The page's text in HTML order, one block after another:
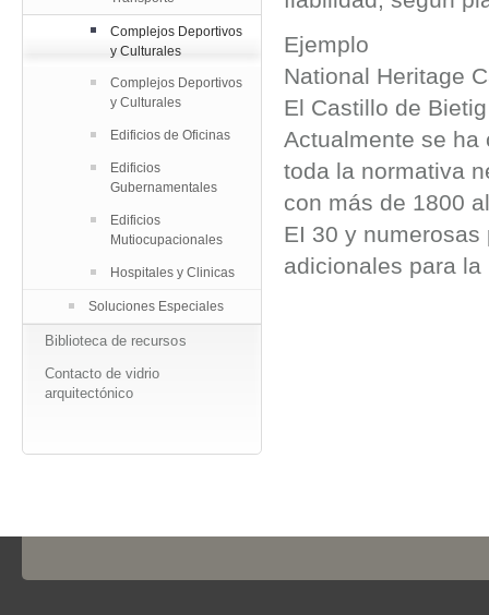
Complejos Deportivos
y Culturales
Complejos Deportivos
y Culturales
Edificios de Oficinas
Edificios
Gubernamentales
Edificios
Mutiocupacionales
Hospitales y Clinicas
Soluciones Especiales
Biblioteca de recursos
Contacto de vidrio
arquitectónico
Ejemplo
National Heritage
El Castillo de
Actualmente se
toda la normativa
con más de 1800
EI 30 y
adicionales para